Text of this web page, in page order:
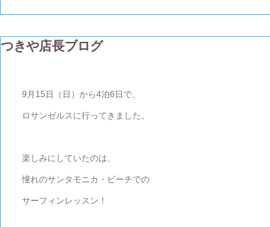
つきや店長ブログ
9月15日（日）から4泊6日で、
ロサンゼルスに行ってきました。
楽しみにしていたのは、
憧れのサンタモニカ・ビーチでの
サーフィンレッスン！